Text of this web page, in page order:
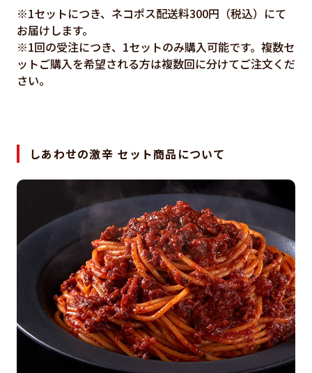
※1セットにつき、ネコポス配送料300円（税込）にて
お届けします。
※1回の受注につき、1セットのみ購入可能です。複数セ
ットご購入を希望される方は複数回に分けてご注文くだ
さい。
しあわせの激辛 セット商品について